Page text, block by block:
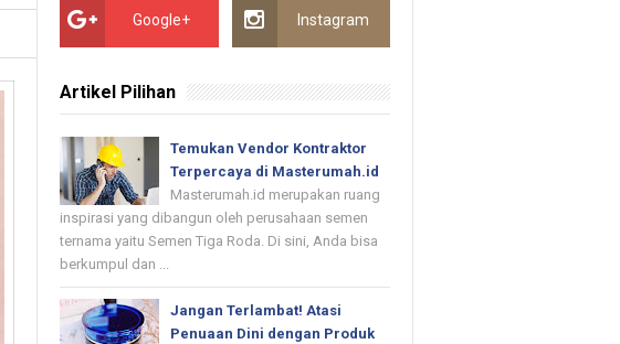
Google+ Instagram
Artikel Pilihan
Temukan Vendor Kontraktor
Terpercaya di Masterumah.id
Masterumah.id merupakan ruang
inspirasi yang dibangun oleh perusahaan semen
ternama yaitu Semen Tiga Roda. Di sini, Anda bisa
berkumpul dan ...
Jangan Terlambat! Atasi
Penuaan Dini dengan Produk